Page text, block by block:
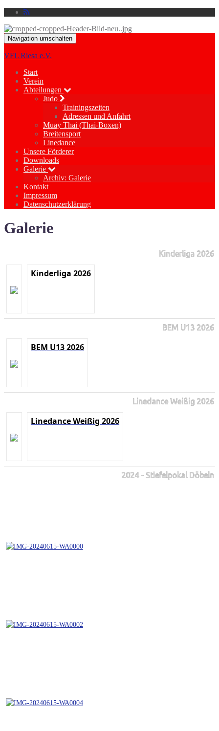
Navigation umschalten
VFL Riesa e.V.
Start
Verein
Abteilungen
Judo
Trainingszeiten
Adressen und Anfahrt
Muay Thai (Thai-Boxen)
Breitensport
Linedance
Unsere Förderer
Downloads
Galerie
Archiv: Galerie
Kontakt
Impressum
Datenschutzerklärung
Galerie
Kinderliga 2026
Kinderliga 2026
BEM U13 2026
BEM U13 2026
Linedance Weißig 2026
Linedance Weißig 2026
2024 - Stiefelpokal Döbeln